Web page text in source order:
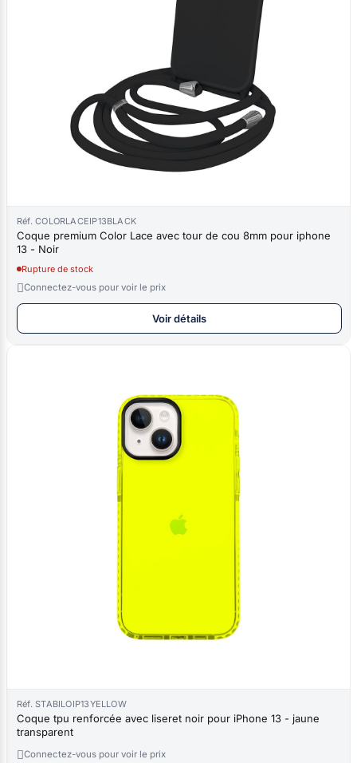
Réf. COLORLACEIP13BLACK
Coque premium Color Lace avec tour de cou 8mm pour iphone
13 - Noir
Rupture de stock
Connectez-vous pour voir le prix
Voir détails
Réf. STABILOIP13YELLOW
Coque tpu renforcée avec liseret noir pour iPhone 13 - jaune
transparent
Connectez-vous pour voir le prix